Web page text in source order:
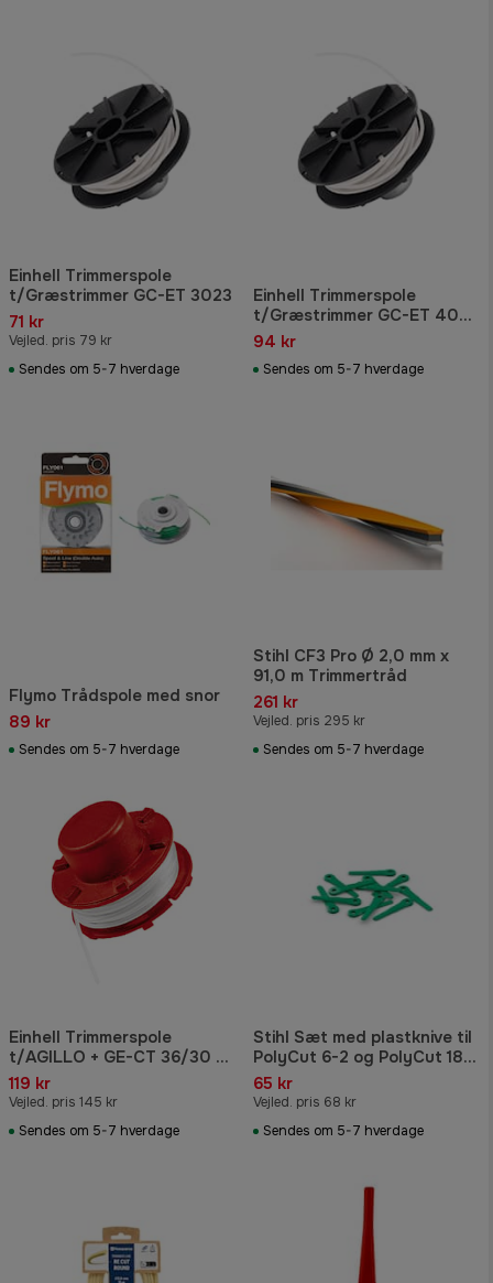
Einhell Trimmerspole
t/Græstrimmer GC-ET 3023
71 kr
Vejled. pris 79 kr
Sendes om 5-7 hverdage
Einhell Trimmerspole
t/Græstrimmer GC-ET 4025
& GS-ET 4526
94 kr
Sendes om 5-7 hverdage
Flymo Trådspole med snor
89 kr
Sendes om 5-7 hverdage
Stihl CF3 Pro Ø 2,0 mm x
91,0 m Trimmertråd
261 kr
Vejled. pris 295 kr
Sendes om 5-7 hverdage
Einhell Trimmerspole
t/AGILLO + GE-CT 36/30 Li
E
119 kr
Vejled. pris 145 kr
Sendes om 5-7 hverdage
Stihl Sæt med plastknive til
PolyCut 6-2 og PolyCut 18-
2
65 kr
Vejled. pris 68 kr
Sendes om 5-7 hverdage